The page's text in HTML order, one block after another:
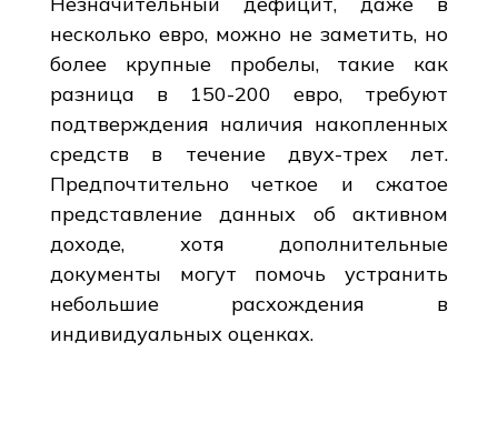
несколько евро, можно не заметить, но
более крупные пробелы, такие как
разница в 150-200 евро, требуют
подтверждения наличия накопленных
средств в течение двух-трех лет.
Предпочтительно четкое и сжатое
представление данных об активном
доходе, хотя дополнительные
документы могут помочь устранить
небольшие расхождения в
индивидуальных оценках.